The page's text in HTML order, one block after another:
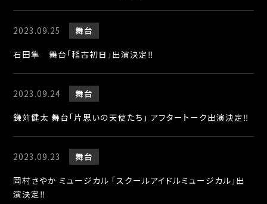
2023.09.25
舞台
石田隼 舞台「稽古初日」出演決定‼︎
2023.09.24
舞台
鎌苅健太 舞台「片思いの天使たち」 アフタートーク出演決定‼︎
2023.09.23
舞台
岡村さやか ミュージカル 「スクールアイドルミュージカル」出
演決定‼︎